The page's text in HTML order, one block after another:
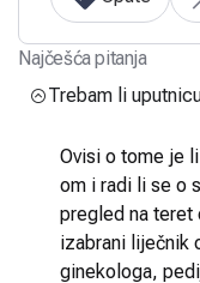
Najčešća pitanja
Trebam li
Ovisi o tome je
om i radi li se o
pregled na teret
izabrani liječnik
ginekologa,